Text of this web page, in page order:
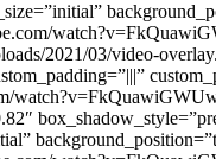
src=”https://www.youtube.com/
2021/03/video-